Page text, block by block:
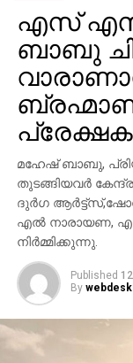
എസ് എസ്
ബാബു
മഹേഷ് ബാബു,
തുടങ്ങിയവർ
ദുർഗ
എൽ നാരായണ,
നിർമ്മിക്കുന്നു.
Published
By